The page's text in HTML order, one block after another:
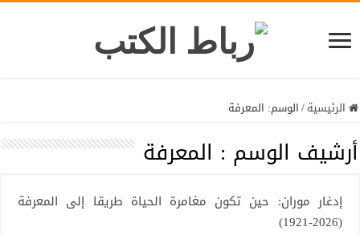
الرئيسية/الوسم: المعرفة
أرشيف الوسم : المعرفة
إدغار موران: حين تكون مغامرة الحياة طريقا إلى المعرفة
(2026-1921)